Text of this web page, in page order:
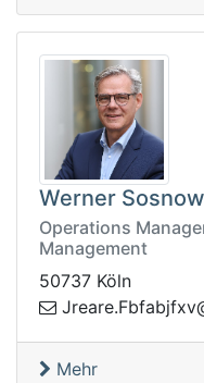
Werner
Operations
Management
50737 Köln
v-
Mehr